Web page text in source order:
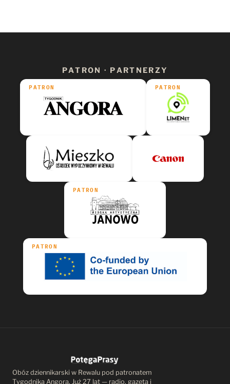
PATRON · PARTNERZY
PATRON PATRON
PATRON
PATRON
Obóz dziennikarski w Rewalu pod patronatem
Tygodnika Angora. Już 27 lat — radio, gazeta i